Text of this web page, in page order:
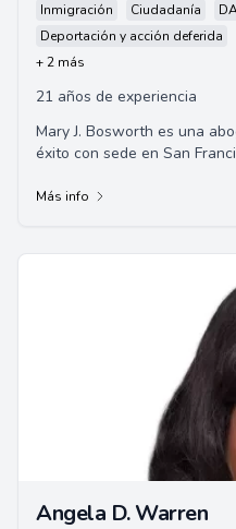
Inmigración Ciudadanía
Deportación y acción deferida
+ 2 más
21 años de experiencia
Mary J. Bosworth es una
éxito con sede en San
Más info
Angela D. Warren